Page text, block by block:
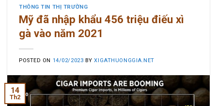
THÔNG TIN THỊ TRƯỜNG
Mỹ đã nhập khẩu 456 triệu điếu xì
gà vào năm 2021
POSTED ON 14/02/2023 BYXIGATHUONGGIA.NET
14
Th2